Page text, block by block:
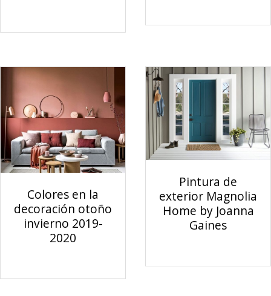
Colores en la
decoración otoño
invierno 2019-
2020
Pintura de
exterior Magnolia
Home by Joanna
Gaines